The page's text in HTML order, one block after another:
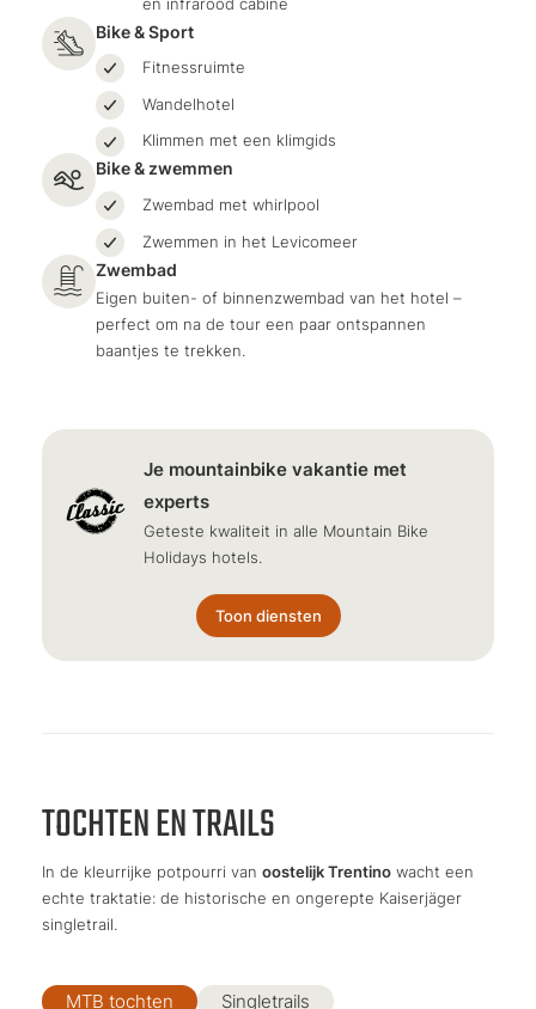
Bike & Sport
Fitnessruimte
Wandelhotel
Klimmen met een klimgids
Bike & zwemmen
Zwembad met whirlpool
Zwemmen in het Levicomeer
Zwembad
Eigen buiten- of binnenzwembad van het hotel –
perfect om na de tour een paar ontspannen
baantjes te trekken.
Je mountainbike vakantie met
experts
Geteste kwaliteit in alle Mountain Bike
Holidays hotels.
Toon diensten
TOCHTEN EN TRAILS
In de kleurrijke potpourri van oostelijk Trentino wacht een
echte traktatie: de historische en ongerepte Kaiserjäger
singletrail.
MTB tochten Singletrails